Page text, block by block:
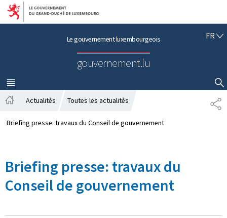
Aller au menu principal
Aller au contenu
Le gouvernement luxembourgeois
gouvernement.lu
FRF
Ç
A
I
S
MENU
PRINCIPAL
AFFICHER / MASQUER LA RECHERCHE
P
A
c
i
l
Actualités Toutes les actualités
Briefing presse: travaux du Conseil de gouvernement
Briefing presse: travaux du
Conseil de gouvernement